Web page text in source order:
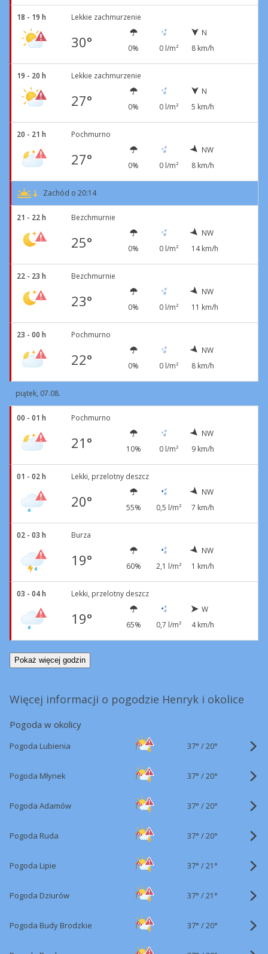
18 - 19 h Lekkie zachmurzenie
30° 0% 0 l/m²
N
8 km/h
19 - 20 h Lekkie zachmurzenie
27° 0% 0 l/m²
N
5 km/h
20 - 21 h Pochmurno
27° 0% 0 l/m²
NW
8 km/h
Zachód o 20:14
21 - 22 h Bezchmurnie
25° 0% 0 l/m²
NW
14 km/h
22 - 23 h Bezchmurnie
23° 0% 0 l/m²
NW
11 km/h
23 - 00 h Pochmurno
22° 0% 0 l/m²
NW
8 km/h
piątek, 07.08.
00 - 01 h Pochmurno
21° 10% 0 l/m²
NW
9 km/h
01 - 02 h Lekki, przelotny deszcz
20° 55% 0,5 l/m²
NW
7 km/h
02 - 03 h Burza
19° 60% 2,1 l/m²
NW
1 km/h
03 - 04 h Lekki, przelotny deszcz
19° 65% 0,7 l/m²
W
4 km/h
Pokaż więcej godzin
Więcej informacji o pogodzie Henryk i okolice
Pogoda w okolicy
Pogoda Lubienia 37° /20°
Pogoda Młynek 37° /20°
Pogoda Adamów 37° /20°
Pogoda Ruda 37° /20°
Pogoda Lipie 37° /21°
Pogoda Dziurów 37° /21°
Pogoda Budy Brodzkie 37° /20°